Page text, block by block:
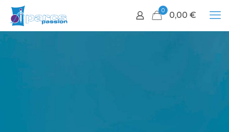
0 0,00 €